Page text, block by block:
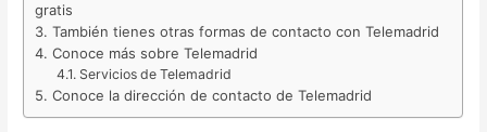
gratis
También tienes otras formas de contacto con Telemadrid
Conoce más sobre Telemadrid
Servicios de Telemadrid
Conoce la dirección de contacto de Telemadrid